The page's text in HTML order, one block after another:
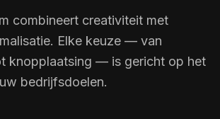
combineert creativiteit met
Elke keuze — van
knopplaatsing — is gericht op het
bedrijfsdoelen.